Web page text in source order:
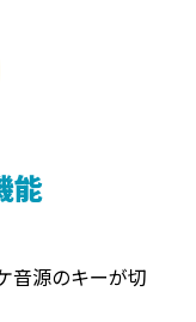
能
音源のキーが切